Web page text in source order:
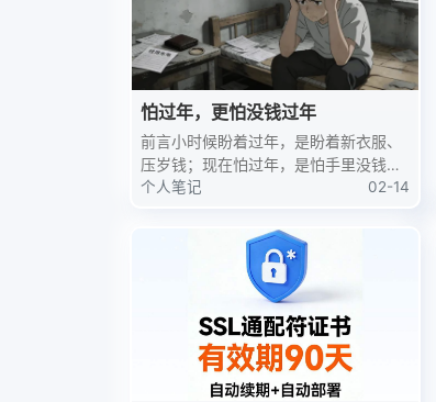
怕过年，更怕没钱过年
前言小时候盼着过年，是盼着新衣服、
压岁钱；现在怕过年，是怕手里没钱，
盯着银行卡余额发愁。网贷的还款日就
息和征信记录，像两座山压在心上。无
力过年又不上班，就算...
个人笔记 02-14